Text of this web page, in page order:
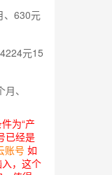
、630元
元15
、
为“产
已经是
账号 如
，这个